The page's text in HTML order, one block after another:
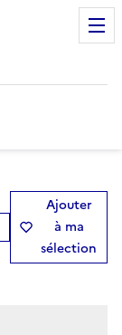
Ajouter
à ma
sélection